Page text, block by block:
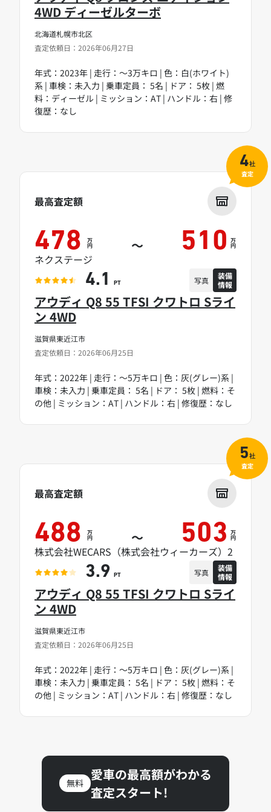
北海道札幌市北区
査定依頼日：2026年06月27日
4WD ディーゼルターボ
年式：2023年 | 走行：～3万キロ | 色：白(ホワイト)
系 | 車検：未入力 | 乗車定員： 5名 | ドア： 5枚 | 燃
料：ディーゼル | ミッション：AT | ハンドル：右 | 修
復歴：なし
滋賀県東近江市
査定依頼日：2026年06月25日
アウディ Q8 55 TFSI クワトロ Sライ
ン 4WD
年式：2022年 | 走行：～5万キロ | 色：灰(グレー)系 |
車検：未入力 | 乗車定員： 5名 | ドア： 5枚 | 燃料：そ
の他 | ミッション：AT | ハンドル：右 | 修復歴：なし
最高査定額
478 万
円 ～ 510 万
円
ネクステージ
4.1 PT 写真
装備
情報
4社
査定
滋賀県東近江市
査定依頼日：2026年06月25日
アウディ Q8 55 TFSI クワトロ Sライ
ン 4WD
年式：2022年 | 走行：～5万キロ | 色：灰(グレー)系 |
車検：未入力 | 乗車定員： 5名 | ドア： 5枚 | 燃料：そ
の他 | ミッション：AT | ハンドル：右 | 修復歴：なし
最高査定額
488 万
円 ～ 503 万
円
株式会社WECARS（株式会社ウィーカーズ）2
3.9 PT 写真
装備
情報
5社
査定
無料
愛車の最高額がわかる
査定スタート!